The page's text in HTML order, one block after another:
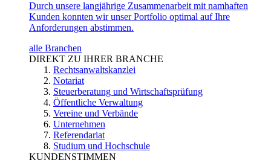
Durch unsere langjährige Zusammenarbeit mit namhaften
Kunden konnten wir unser Portfolio optimal auf Ihre
Anforderungen abstimmen.
alle Branchen
DIREKT ZU IHRER BRANCHE
Rechtsanwaltskanzlei
Notariat
Steuerberatung und Wirtschaftsprüfung
Öffentliche Verwaltung
Vereine und Verbände
Unternehmen
Referendariat
Studium und Hochschule
KUNDENSTIMMEN